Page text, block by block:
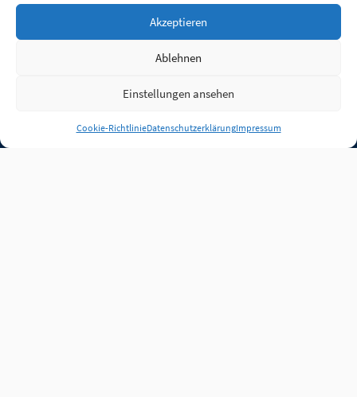
Akzeptieren
Ablehnen
Einstellungen ansehen
Cookie-RichtlinieDatenschutzerklärungImpressum
Anmelden
Jobs Partner FAQ Quellen